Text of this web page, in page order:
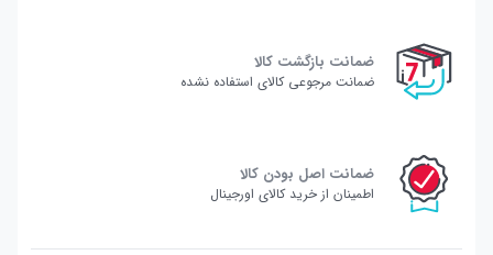
ضمانت بازگشت کالا
ضمانت مرجوعی کالای استفاده نشده
ضمانت اصل بودن کالا
اطمینان از خرید کالای اورجینال